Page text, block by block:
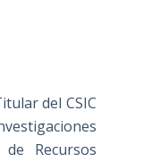
del CSIC
Recursos